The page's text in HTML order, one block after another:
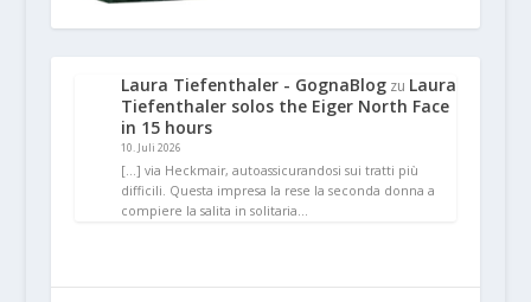
Laura Tiefenthaler - GognaBlogzu Laura
Tiefenthaler solos the Eiger North Face
in 15 hours
10. Juli 2026
[…] via Heckmair, autoassicurandosi sui tratti più
difficili. Questa impresa la rese la seconda donna a
compiere la salita in solitaria…